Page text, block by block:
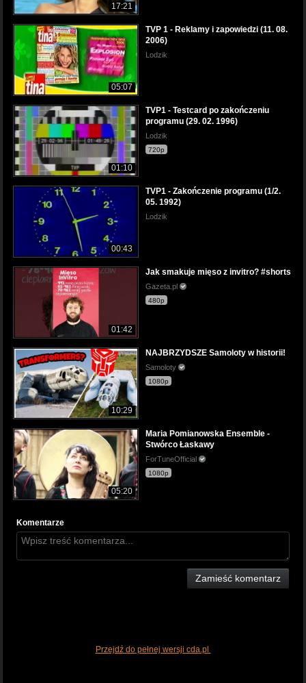
17:21
05:07
TVP 1 - Reklamy i zapowiedzi (11. 08.
2006)
Lodzik
01:10
TVP1 - Testcard po zakończeniu
programu (29. 02. 1996)
Lodzik
720p
00:43
TVP1 - Zakończenie programu (1/2.
05. 1992)
Lodzik
01:42
Jak smakuje mięso z invitro? #shorts
Gazeta.pl
480p
10:29
NAJBRZYDSZE Samoloty w historii!
Samoloty
1080p
05:20
Maria Pomianowska Ensemble -
Stwórco Łaskawy
ForTuneOfficial
1080p
Komentarze
Zamieść komentarz
Przejdź do pełnej wersji cda.pl